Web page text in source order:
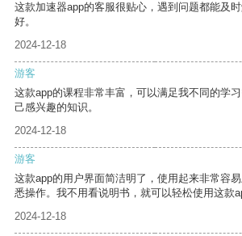
这款加速器app的客服很贴心，遇到问题都能及
好。
2024-12-18
游客
这款app的课程非常丰富，可以满足我不同的学
己感兴趣的知识。
2024-12-18
游客
这款app的用户界面简洁明了，使用起来非常容
悉操作。我不用看说明书，就可以轻松使用这款
2024-12-18